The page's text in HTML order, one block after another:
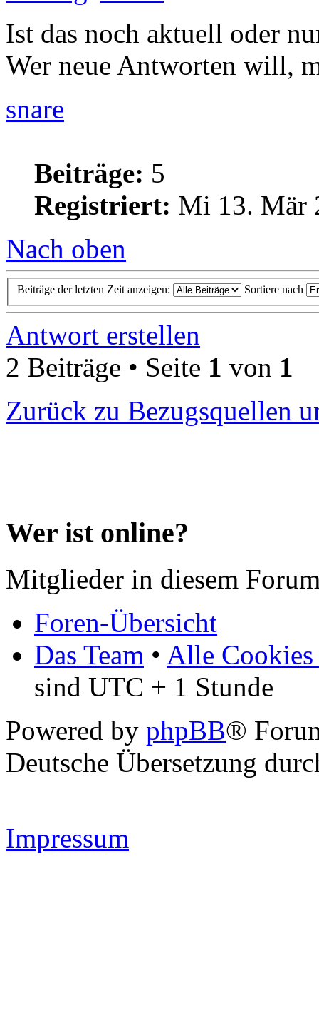
Ist das noch aktuell oder
Wer neue Antworten will,
snare
Beiträge: 5
Registriert: Mi 13. Mär
Nach oben
Beiträge der letzten Zeit anzeigen: Sortiere nach
Antwort erstellen
2 Beiträge • Seite 1 von 1
Zurück zu Bezugsquellen
Wer ist online?
Mitglieder in diesem
Foren-Übersicht
Das Team • Alle Cookies
sind UTC + 1 Stunde
Powered by phpBB®
Deutsche Übersetzung
Impressum